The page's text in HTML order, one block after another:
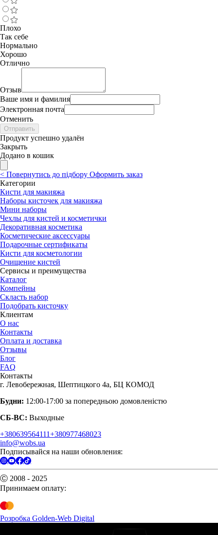
Плохо
Так себе
Нормально
Хорошо
Отлично
Отзыв
Ваше имя и фамилия
Электронная почта
Отменить
Отправить
Продукт успешно удалён
Закрыть
Додано в кошик
< Повернутись до підбору Оформить заказ
Категории
Кисти для макияжа
Наборы кисточек для макияжа
Мини наборы
Чехлы для кистей и косметички
Декоративная косметика
Косметические аксессуары
Подарочные сертификаты
Кисти для косметологии
Очищение кистей
Сервисы и преимущества
Каталог
Компейны
Скласть набор
Подобрать кисточку
Клиентам
О нас
Контакты
Оплата и доставка
Отзывы
Блог
FAQ
Контакты
г. Левобережная, Шептицкого 4а, БЦ КОМОД
Будни: 12:00-17:00 за попередньою домовленістю
СБ-ВС: Выходные
+380639564111+380977468023
info@wobs.ua
Подписывайся на наши обновления:
Ⓒ 2008 - 2025
Принимаем оплату:
Розробка Golden-Web Digital